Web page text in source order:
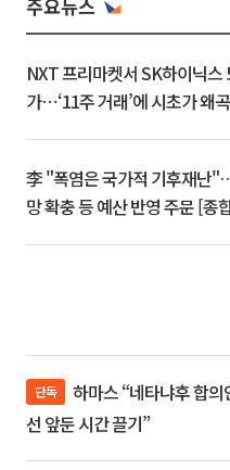
주요뉴스
NXT 프리마켓서 SK하이닉스
가⋯‘11주 거래’에 시초가 왜곡
李 "폭염은 국가적 기후재난
망 확충 등 예산 반영 주문 [종
단독
선 앞둔 시간 끌기”